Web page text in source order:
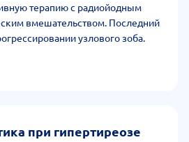
терапию с радиойодным
вмешательством. Последний
узлового зоба.
при гипертиреозе